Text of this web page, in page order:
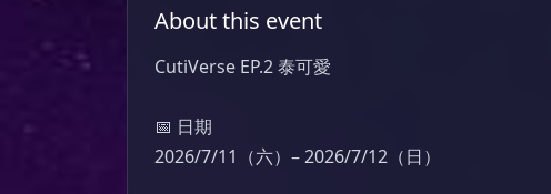
About this event
CutiVerse EP.2 泰可愛
📅 日期
2026/7/11（六）– 2026/7/12（日）